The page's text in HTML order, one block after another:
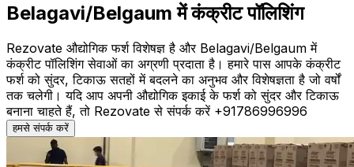
Belagavi/Belgaum में कंक्रीट पॉलिशिंग
Rezovate औद्योगिक फर्श विशेषज्ञ है और Belagavi/Belgaum में
कंक्रीट पॉलिशिंग सेवाओं का अग्रणी प्रदाता है। हमारे पास आपके कंक्रीट
फर्श को सुंदर, टिकाऊ सतहों में बदलने का अनुभव और विशेषज्ञता है जो वर्षों
तक चलेगी। यदि आप अपनी औद्योगिक इकाई के फर्श को सुंदर और टिकाऊ
बनाना चाहते हैं, तो Rezovate से संपर्क करें +91786996996
हमसे संपर्क करें